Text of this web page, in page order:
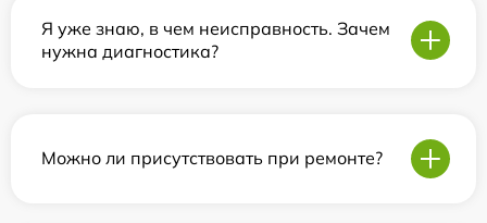
Я уже знаю, в чем неисправность. Зачем
нужна диагностика?
Можно ли присутствовать при ремонте?